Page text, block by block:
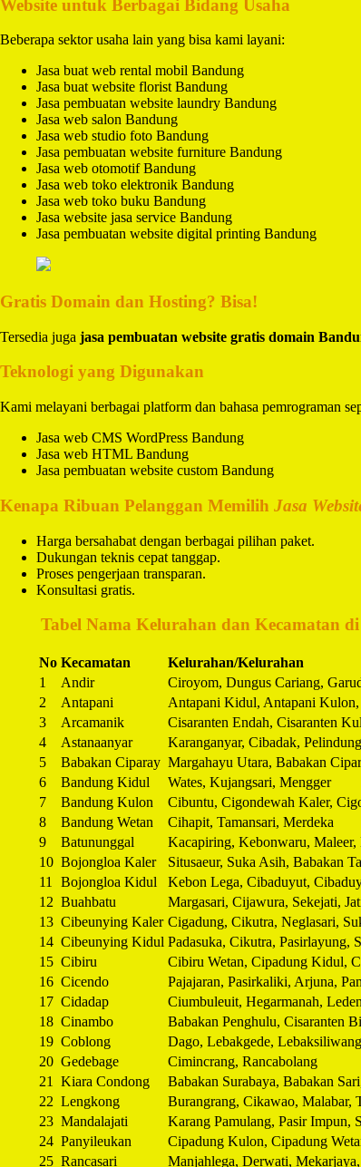
Website untuk Berbagai Bidang Usaha
Beberapa sektor usaha lain yang bisa kami layani:
Jasa buat web rental mobil Bandung
Jasa buat website florist Bandung
Jasa pembuatan website laundry Bandung
Jasa web salon Bandung
Jasa web studio foto Bandung
Jasa pembuatan website furniture Bandung
Jasa web otomotif Bandung
Jasa web toko elektronik Bandung
Jasa web toko buku Bandung
Jasa website jasa service Bandung
Jasa pembuatan website digital printing Bandung
Gratis Domain dan Hosting? Bisa!
Tersedia juga jasa pembuatan website gratis domain
Teknologi yang Digunakan
Kami melayani berbagai platform dan bahasa pemrograman
Jasa web CMS WordPress Bandung
Jasa web HTML Bandung
Jasa pembuatan website custom Bandung
Kenapa Ribuan Pelanggan Memilih Jasa
Harga bersahabat dengan berbagai pilihan paket.
Dukungan teknis cepat tanggap.
Proses pengerjaan transparan.
Konsultasi gratis.
Tabel Nama Kelurahan dan Kecamatan
No Kecamatan
Kelurahan/Kelurahan
1
Andir
Ciroyom, Dungus Cariang,
2
Antapani
Antapani Kidul, Antapani Kulon,
3
Arcamanik
Cisaranten Endah, Cisaranten
4
Astanaanyar
Karanganyar, Cibadak,
5
Babakan Ciparay Margahayu Utara, Babakan
6
Bandung Kidul
Wates, Kujangsari, Mengger
7
Bandung Kulon
Cibuntu, Cigondewah Kaler,
8
Bandung Wetan
Cihapit, Tamansari, Merdeka
9
Batununggal
Kacapiring, Kebonwaru,
10 Bojongloa Kaler
Situsaeur, Suka Asih, Babakan
11
Bojongloa Kidul
Kebon Lega, Cibaduyut,
12 Buahbatu
Margasari, Cijawura, Sekejati,
13 Cibeunying Kaler Cigadung, Cikutra, Neglasari,
14 Cibeunying Kidul Padasuka, Cikutra, Pasirlayung,
15 Cibiru
Cibiru Wetan, Cipadung Kidul,
16 Cicendo
Pajajaran, Pasirkaliki, Arjuna,
17 Cidadap
Ciumbuleuit, Hegarmanah,
18 Cinambo
Babakan Penghulu, Cisaranten
19 Coblong
Dago, Lebakgede,
20 Gedebage
Cimincrang, Rancabolang
21
Kiara Condong
Babakan Surabaya, Babakan
22 Lengkong
Burangrang, Cikawao, Malabar,
23 Mandalajati
Karang Pamulang, Pasir Impun,
24 Panyileukan
Cipadung Kulon, Cipadung
25 Rancasari Manjahlega, Derwati,